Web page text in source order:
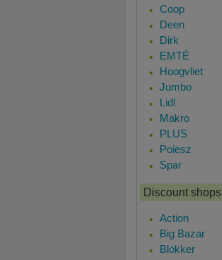
Coop
Deen
Dirk
EMTÉ
Hoogvliet
Jumbo
Lidl
Makro
PLUS
Poiesz
Spar
Discount shops
Action
Big Bazar
Blokker